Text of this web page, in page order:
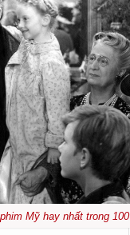
Mỹ hay nhất trong